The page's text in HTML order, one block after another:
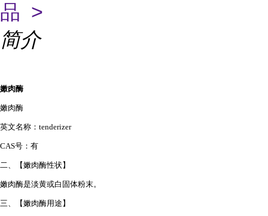
品 >
简介
嫩肉酶
嫩肉酶
英文名称： tenderizer
CAS号：有
二、【嫩肉酶性状】
嫩肉酶是淡黄或白固体粉末。
三、【嫩肉酶用途】